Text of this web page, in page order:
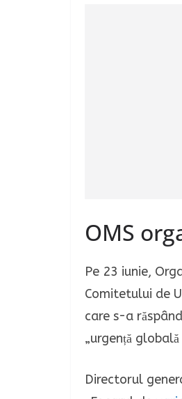
OMS
Pe 23 iunie,
Comitetului de
care s-a
„urgență
Directorul